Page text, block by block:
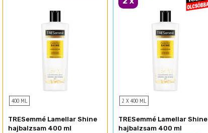
400 ML
TRESemmé Lamellar Shine
hajbalzsam 400 ml
2 X 400 ML
TRESemmé Lamellar Shine
hajbalzsam 400 ml